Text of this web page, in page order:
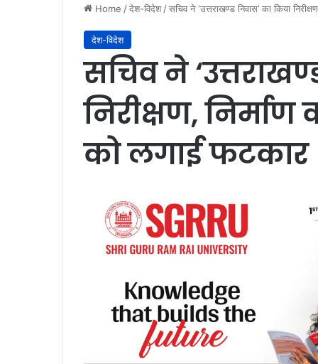
Home /देश-विदेश/सचिव ने ‘उत्तराखण्ड निवास’ का किया
देश-विदेश
सचिव ने
निरीक्षण, निर्माण
को लगाई फटकार